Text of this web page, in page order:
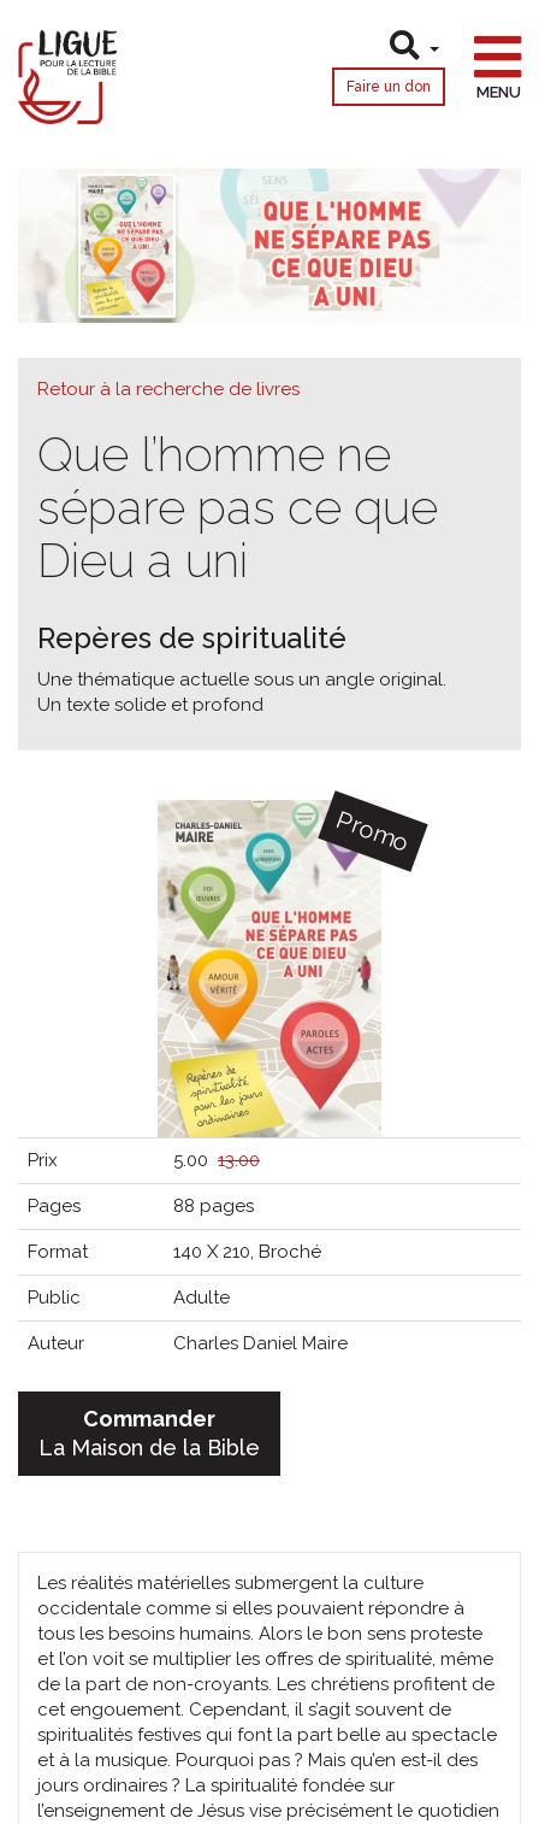
Faire un don MENU
Retour à la recherche de livres
Que l’homme ne
sépare pas ce que
Dieu a uni
Repères de spiritualité
Une thématique actuelle sous un angle original.
Un texte solide et profond
Promo
Prix 5.00 13.00
Pages 88 pages
Format 140 X 210, Broché
Public Adulte
Auteur Charles Daniel Maire
Commander
La Maison de la Bible
Les réalités matérielles submergent la culture
occidentale comme si elles pouvaient répondre à
tous les besoins humains. Alors le bon sens proteste
et l’on voit se multiplier les offres de spiritualité, même
de la part de non-croyants. Les chrétiens profitent de
cet engouement. Cependant, il s’agit souvent de
spiritualités festives qui font la part belle au spectacle
et à la musique. Pourquoi pas ? Mais qu’en est-il des
jours ordinaires ? La spiritualité fondée sur
l’enseignement de Jésus vise précisément le quotidien